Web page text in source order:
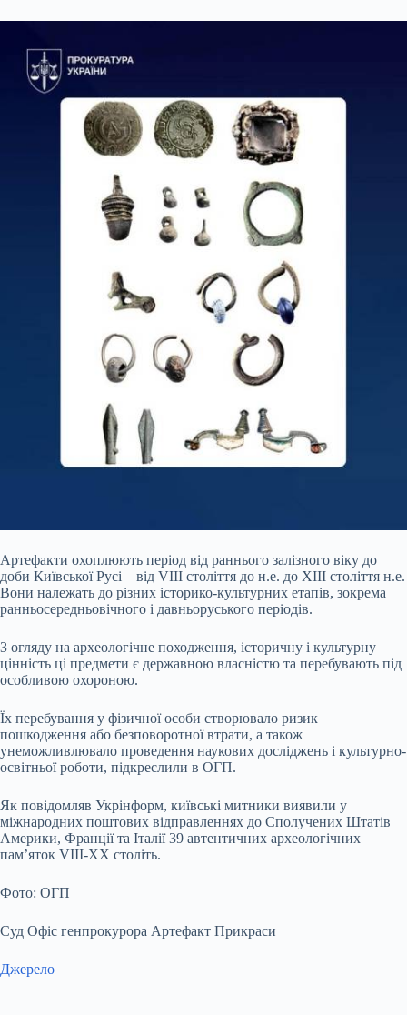
Артефакти охоплюють період від раннього залізного віку до
доби Київської Русі – від VIII століття до н.е. до XIII століття н.е.
Вони належать до різних історико-культурних етапів, зокрема
ранньосередньовічного і давньоруського періодів.
З огляду на археологічне походження, історичну і культурну
цінність ці предмети є державною власністю та перебувають під
особливою охороною.
Їх перебування у фізичної особи створювало ризик
пошкодження або безповоротної втрати, а також
унеможливлювало проведення наукових досліджень і культурно-
освітньої роботи, підкреслили в ОГП.
Як повідомляв Укрінформ, київські митники виявили у
міжнародних поштових відправленнях до Сполучених Штатів
Америки, Франції та Італії 39 автентичних археологічних
пам’яток VIII-XX століть.
Фото: ОГП
Суд Офіс генпрокурора Артефакт Прикраси
Джерело